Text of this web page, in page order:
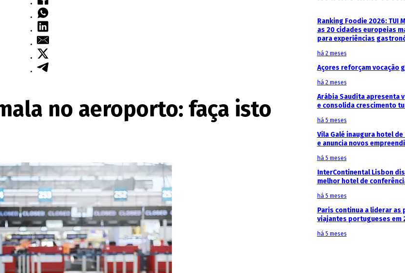
no aeroporto: faça isto
Ranking Foodie 2026: TUI
as 20 cidades europeias
para experiências
há 2 meses
Açores reforçam vocação
há 2 meses
Arábia Saudita apresenta
e consolida crescimento
há 5 meses
Vila Galé inaugura hotel de
e anuncia novos
há 5 meses
InterContinental Lisbon
melhor hotel de
há 5 meses
Paris continua a liderar as
viajantes portugueses em
há 5 meses